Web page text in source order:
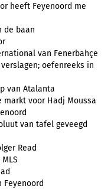
heeft Feyenoord me
de baan
van Fenerbahçe
oefenreeks in
van Atalanta
voor Hadj Moussa
van tafel geveegd
Read
Feyenoord